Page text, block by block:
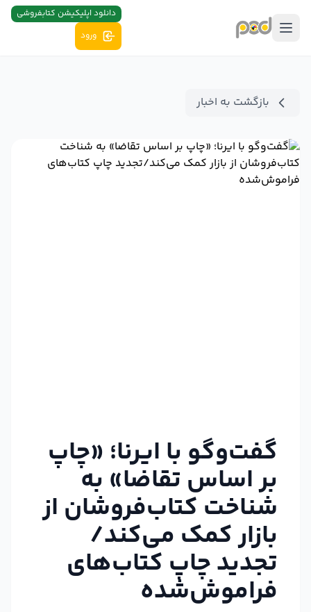
دانلود اپلیکیشن کتابفروشی
ورود
بازگشت به اخبار
گفت‌وگو با ایرنا؛ «چاپ
بر اساس تقاضا» به
شناخت کتاب‌فروشان از
بازار کمک می‌کند/
تجدید چاپ کتاب‌های
فراموش‌شده